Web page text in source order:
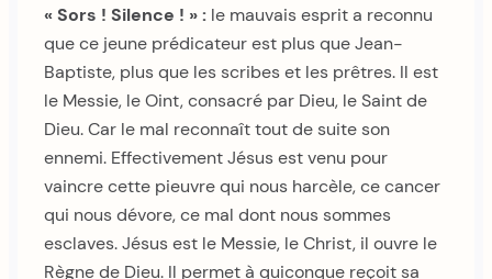
« Sors ! Silence ! » : le mauvais esprit a reconnu
que ce jeune prédicateur est plus que Jean-
Baptiste, plus que les scribes et les prêtres. Il est
le Messie, le Oint, consacré par Dieu, le Saint de
Dieu. Car le mal reconnaît tout de suite son
ennemi. Effectivement Jésus est venu pour
vaincre cette pieuvre qui nous harcèle, ce cancer
qui nous dévore, ce mal dont nous sommes
esclaves. Jésus est le Messie, le Christ, il ouvre le
Règne de Dieu. Il permet à quiconque reçoit sa